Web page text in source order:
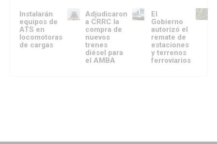
Instalarán
equipos de
ATS en
locomotoras
de cargas
Adjudicaron
a CRRC la
compra de
nuevos
trenes
diésel para
el AMBA
El
Gobierno
autorizó el
remate de
estaciones
y terrenos
ferroviarios